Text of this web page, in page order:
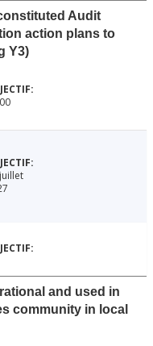
Audit
action plans to
Y3)
and used in
community in local